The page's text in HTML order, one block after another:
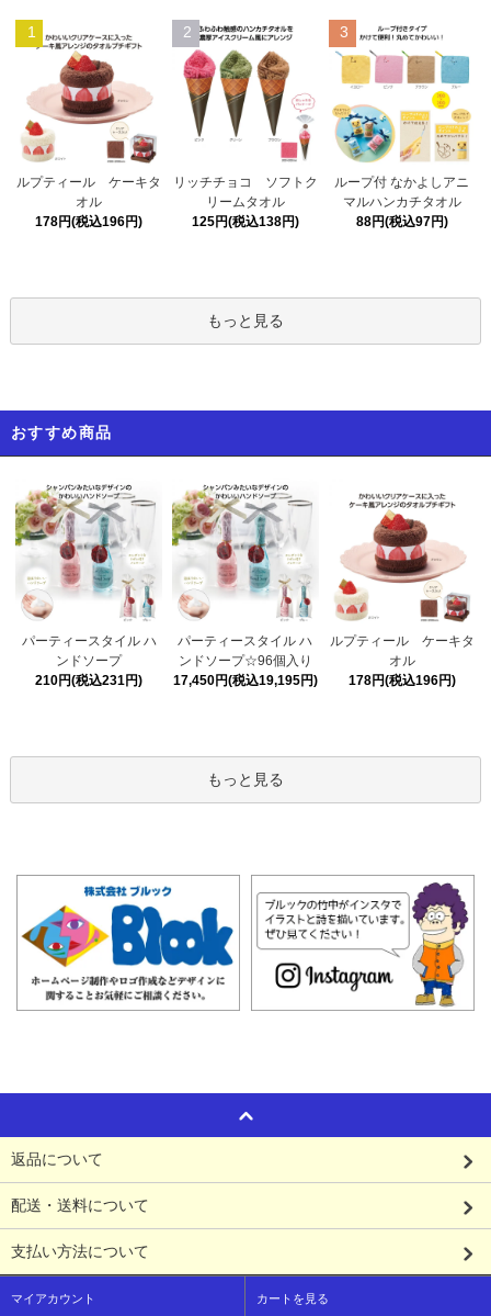
1
ルプティール ケーキタ
オル
178円(税込196円)
2
リッチチョコ ソフトク
リームタオル
125円(税込138円)
3
ループ付 なかよしアニ
マルハンカチタオル
88円(税込97円)
もっと見る
おすすめ商品
パーティースタイル ハ
ンドソープ
210円(税込231円)
パーティースタイル ハ
ンドソープ☆96個入り
17,450円(税込19,195円)
ルプティール ケーキタ
オル
178円(税込196円)
もっと見る
返品について
配送・送料について
支払い方法について
マイアカウント カートを見る